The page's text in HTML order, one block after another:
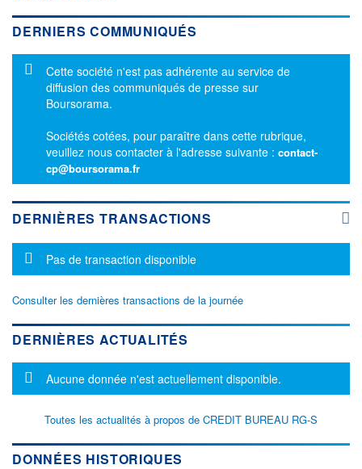
DERNIERS COMMUNIQUÉS
Message d'information
Cette société n'est pas adhérente au service de
diffusion des communiqués de presse sur
Boursorama.
Sociétés cotées, pour paraître dans cette rubrique,
veuillez nous contacter à l'adresse suivante : contact-
cp@boursorama.fr
DERNIÈRES TRANSACTIONS
Message d'information
Pas de transaction disponible
Consulter les dernières transactions de la journée
DERNIÈRES ACTUALITÉS
Message d'information
Aucune donnée n'est actuellement disponible.
Toutes les actualités à propos de CREDIT BUREAU RG-S
DONNÉES HISTORIQUES